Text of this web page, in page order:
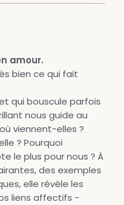
amour.
bien ce qui fait
qui bouscule parfois
nous guide au
viennent-elles ?
? Pourquoi
le plus pour nous ? À
des exemples
elle révèle les
liens affectifs -